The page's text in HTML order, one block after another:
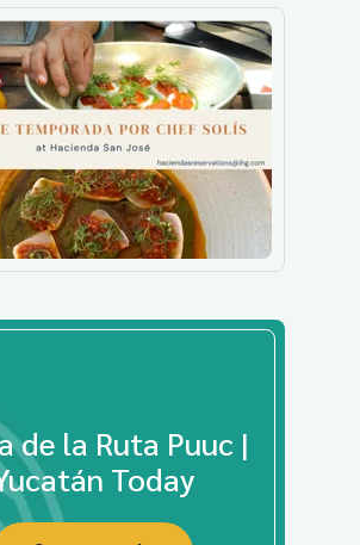
de la Ruta Puuc |
Today